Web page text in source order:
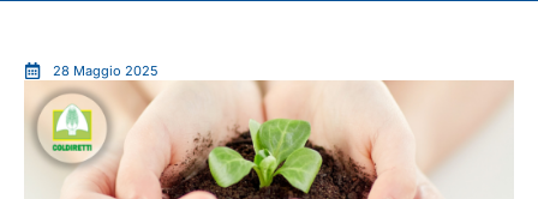
28 Maggio 2025